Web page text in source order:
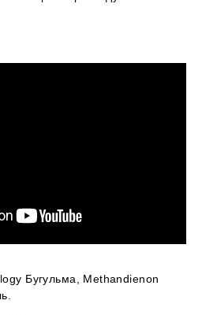
Бугульма, Methandienon